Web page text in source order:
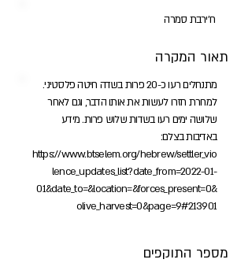
ח'ירבת סמרה
תאור המקרה
מתנחלים רעו כ-20 פרות בשדה חיטה פלסטיני.
למחרת חזרו לעשות את אותו הדבר, וגם לאחר
שלושה ימים רעו בשדות שלוש פרות. מידע
באדיבות בצלם:
https://www.btselem.org/hebrew/settler_vio
lence_updates_list?date_from=2022-01-
01&date_to=&location=&forces_present=0&
olive_harvest=0&page=9#213901
מספר התוקפים